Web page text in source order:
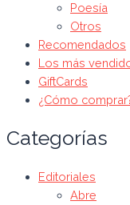
Poesía
Otros
Recomendados
Los más
GiftCards
¿Cómo
Categorías
Editoriales
Abre